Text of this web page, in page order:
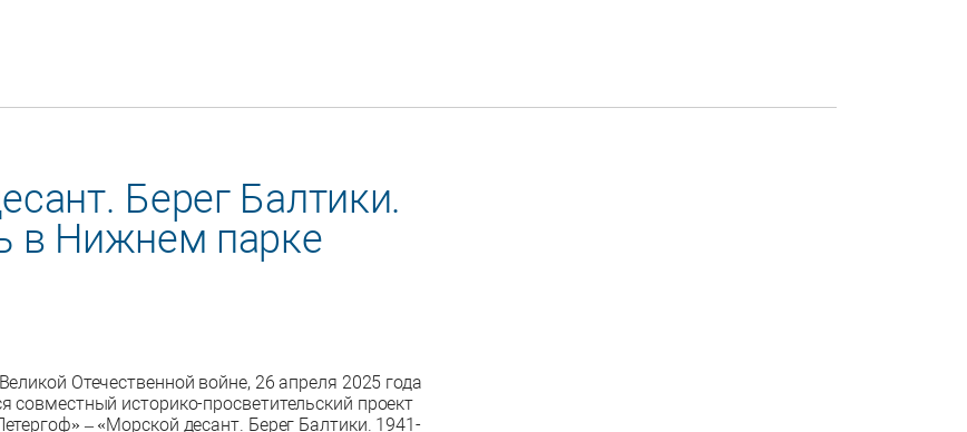
Берег Балтики.
в Нижнем парке
Отечественной войне, 26 апреля 2025 года
совместный историко-просветительский проект
– «Морской десант. Берег Балтики. 1941-